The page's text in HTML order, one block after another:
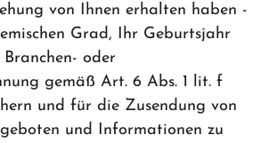
von Ihnen erhalten haben -
Grad, Ihr Geburtsjahr
oder
gemäß Art. 6 Abs. 1 lit. f
und für die Zusendung von
und Informationen zu